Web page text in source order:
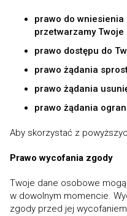
prawo do
przetwarzamy
prawo dostępu do
prawo żądania
prawo żądania
prawo żądania
Aby skorzystać z
Prawo wycofania zgody
Twoje dane osobowe
w dowolnym momencie.
zgody przed jej